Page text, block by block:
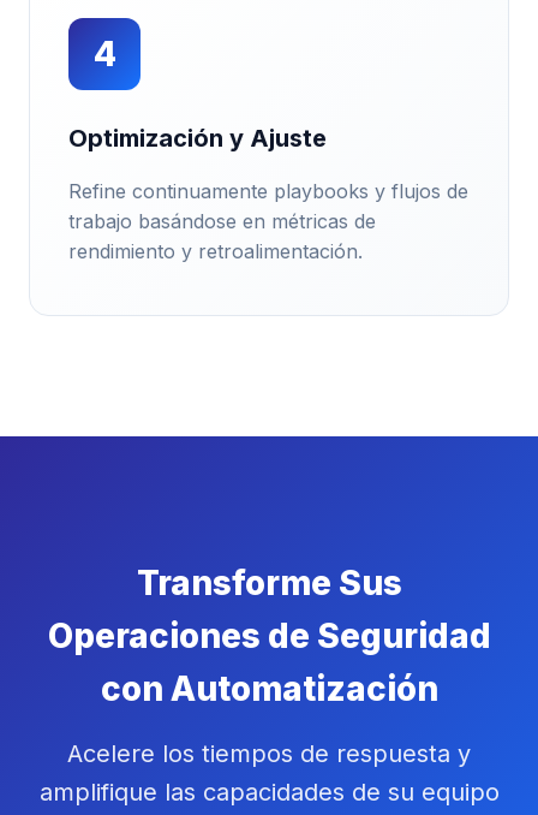
4
Optimización y Ajuste
Refine continuamente playbooks y flujos de
trabajo basándose en métricas de
rendimiento y retroalimentación.
Transforme Sus
Operaciones de Seguridad
con Automatización
Acelere los tiempos de respuesta y
amplifique las capacidades de su equipo